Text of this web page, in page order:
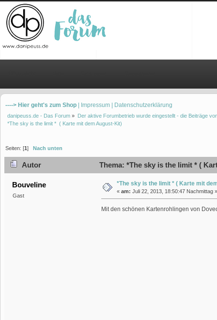
----> Hier geht's zum Shop | Impressum | Datenschutzerklärung
danipeuss.de - Das Forum » Der aktive Forumbetrieb wurde eingestellt - die Beiträge
*The sky is the limit *  ( Karte mit dem August-Kit)
Seiten: [1] Nach unten
Autor Thema: *The sky is the limit * (
Bouveline
Gast
*The sky is the limit * ( Karte mit
« am: Juli 22, 2013, 18:50:47 Nachmittag »
Mit den schönen Kartenrohlingen von